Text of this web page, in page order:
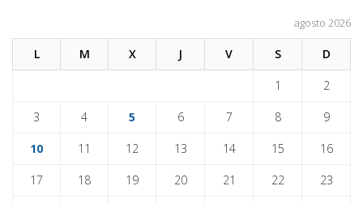
agosto 2026
L M X J V S D
1 2
3 4 5 6 7 8 9
10 11 12 13 14 15 16
17 18 19 20 21 22 23